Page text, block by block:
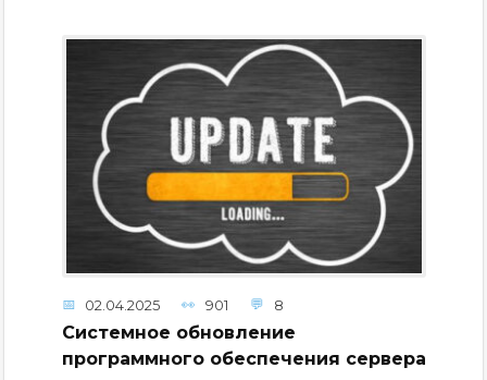
02.04.2025 901 8
Системное обновление
программного обеспечения сервера